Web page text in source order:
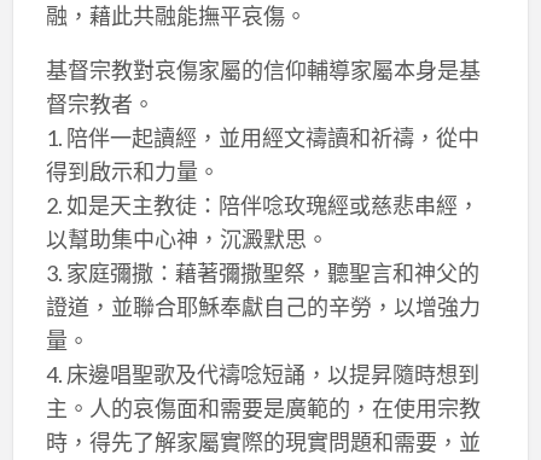
融，藉此共融能撫平哀傷。
基督宗教對哀傷家屬的信仰輔導家屬本身是基
督宗教者。
1. 陪伴一起讀經，並用經文禱讀和祈禱，從中
得到啟示和力量。
2. 如是天主教徒：陪伴唸玫瑰經或慈悲串經，
以幫助集中心神，沉澱默思。
3. 家庭彌撒：藉著彌撒聖祭，聽聖言和神父的
證道，並聯合耶穌奉獻自己的辛勞，以增強力
量。
4. 床邊唱聖歌及代禱唸短誦，以提昇隨時想到
主。人的哀傷面和需要是廣範的，在使用宗教
時，得先了解家屬實際的現實問題和需要，並